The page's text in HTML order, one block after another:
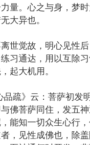
量。心之与身，梦
大异也。
觉故，明心见性后
习通达，用以互除
起大机用。
疏》云：菩萨初发
佛菩萨同住，发五
能知一切众生心行
，见性成佛也，除